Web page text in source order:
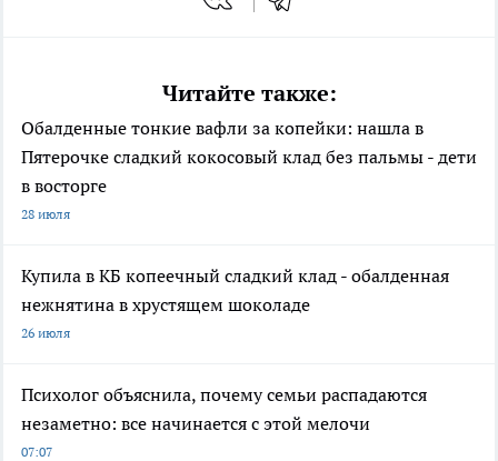
Читайте также:
Обалденные тонкие вафли за копейки: нашла в
Пятерочке сладкий кокосовый клад без пальмы - дети
в восторге
28 июля
Купила в КБ копеечный сладкий клад - обалденная
нежнятина в хрустящем шоколаде
26 июля
Психолог объяснила, почему семьи распадаются
незаметно: все начинается с этой мелочи
07:07